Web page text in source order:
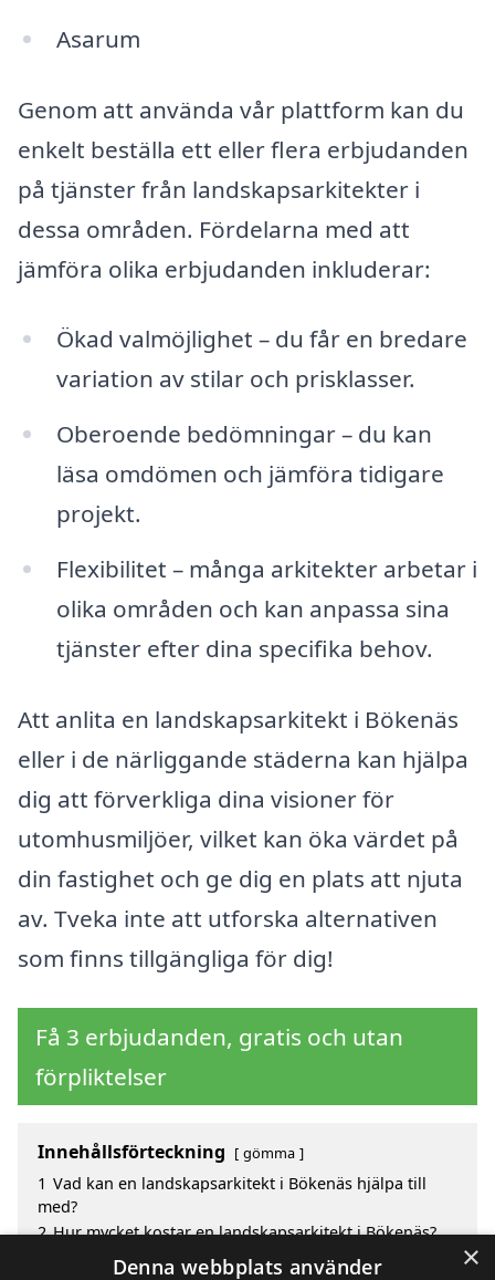
Asarum
Genom att använda vår plattform kan du
enkelt beställa ett eller flera erbjudanden
på tjänster från landskapsarkitekter i
dessa områden. Fördelarna med att
jämföra olika erbjudanden inkluderar:
Ökad valmöjlighet – du får en bredare
variation av stilar och prisklasser.
Oberoende bedömningar – du kan
läsa omdömen och jämföra tidigare
projekt.
Flexibilitet – många arkitekter arbetar i
olika områden och kan anpassa sina
tjänster efter dina specifika behov.
Att anlita en landskapsarkitekt i Bökenäs
eller i de närliggande städerna kan hjälpa
dig att förverkliga dina visioner för
utomhusmiljöer, vilket kan öka värdet på
din fastighet och ge dig en plats att njuta
av. Tveka inte att utforska alternativen
som finns tillgängliga för dig!
Få 3 erbjudanden, gratis och utan
förpliktelser
Innehållsförteckning gömma
1 Vad kan en landskapsarkitekt i Bökenäs hjälpa till
med?
2 Hur mycket kostar en landskapsarkitekt i Bökenäs?
Fördelar med att välja landskapsarkitekt i Bökenäs
×
Denna webbplats använder